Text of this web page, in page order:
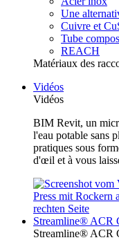
Une
Cuivre et
Tube
REACH
Matériaux des
Vidéos
Vidéos
BIM Revit, un
l'eau potable sans
pratiques sous
d'œil et à vous
Streamline® ACR
Streamline® ACR